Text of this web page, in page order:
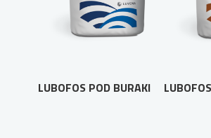
LUBOFOS POD BURAKI